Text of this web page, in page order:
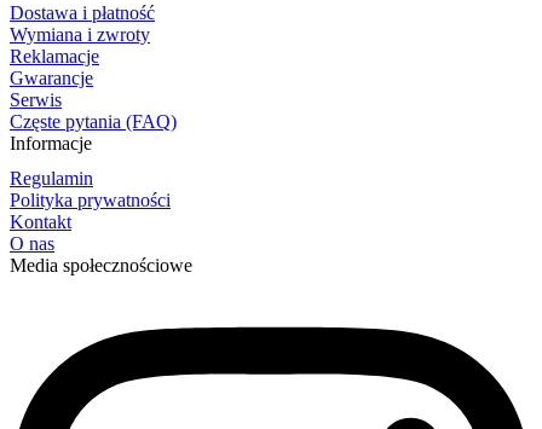
Dostawa i płatność
Wymiana i zwroty
Reklamacje
Gwarancje
Serwis
Częste pytania (FAQ)
Informacje
Regulamin
Polityka prywatności
Kontakt
O nas
Media społecznościowe